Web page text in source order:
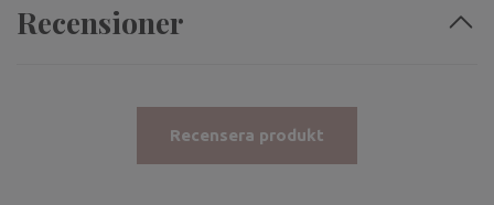
Recensioner
Recensera produkt